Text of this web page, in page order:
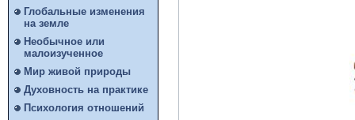
Глобальные изменения
на земле
Необычное или
малоизученное
Мир живой природы
Духовность на практике
Психология отношений